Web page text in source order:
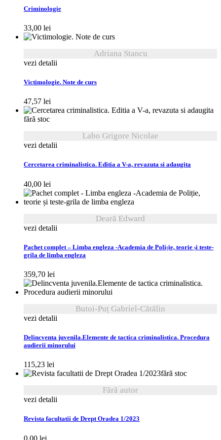
Criminologie
33,00 lei
Adriana Stancu
vezi detalii
Victimologie. Note de curs
47,57 lei
fără stoc
Labo Grigore Nicolae
vezi detalii
Cercetarea criminalistica. Editia a V-a, revazuta si adaugita
40,00 lei
Deară Edward
vezi detalii
Pachet complet – Limba engleza -Academia de Poliție, teorie și teste-
grila de limba engleza
359,70 lei
Butoi-Puț Gabriel-Cătălin
vezi detalii
Delincventa juvenila.Elemente de tactica criminalistica. Procedura
audierii minorului
115,23 lei
fără stoc
Fără autor
vezi detalii
Revista facultatii de Drept Oradea 1/2023
0,00 lei